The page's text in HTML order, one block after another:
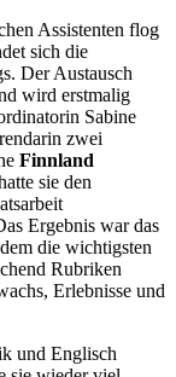
Assistenten flog
sich die
Der Austausch
wird erstmalig
Sabine
zwei
Finnland
sie den
Ergebnis war das
die wichtigsten
Rubriken
Erlebnisse und
und Englisch